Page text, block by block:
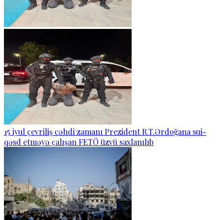
15 iyul çevriliş cəhdi zamanı Prezident R.T.Ərdoğana sui-
qəsd etməyə çalışan FETÖ üzvü saxlanılıb